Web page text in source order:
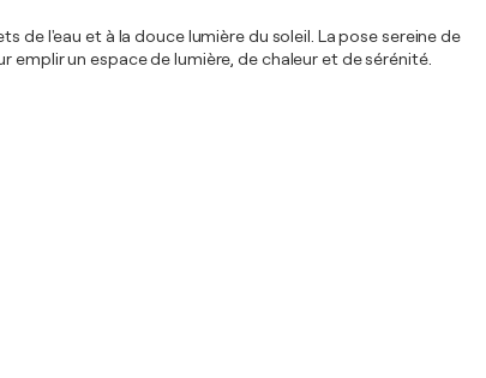
de l'eau et à la douce lumière du soleil. La pose sereine de
un espace de lumière, de chaleur et de sérénité.